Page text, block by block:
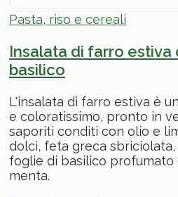
Pasta, riso e cereali
Insalata di farro estiva
basilico
L'insalata di farro estiva è
e coloratissimo, pronto in
saporiti conditi con olio e
dolci, feta greca
foglie di basilico profumato
menta.